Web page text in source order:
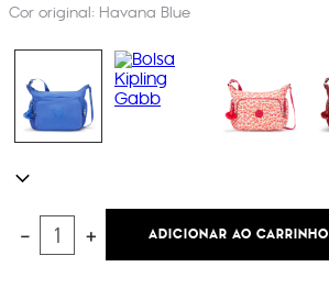
Cor original: Havana Blue
＋
－ ADICIONAR AO CARRINHO